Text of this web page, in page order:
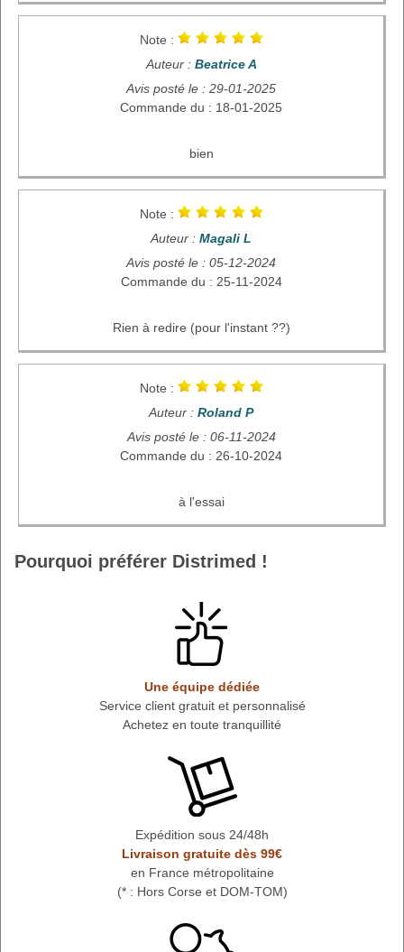
Note :
Auteur : Beatrice A
Avis posté le : 29-01-2025
Commande du : 18-01-2025
bien
Note :
Auteur : Magali L
Avis posté le : 05-12-2024
Commande du : 25-11-2024
Rien à redire (pour l'instant ??)
Note :
Auteur : Roland P
Avis posté le : 06-11-2024
Commande du : 26-10-2024
à l'essai
Pourquoi préférer Distrimed !
Une équipe dédiée
Service client gratuit et personnalisé
Achetez en toute tranquillité
Expédition sous 24/48h
Livraison gratuite dès 99€
en France métropolitaine
(* : Hors Corse et DOM-TOM)